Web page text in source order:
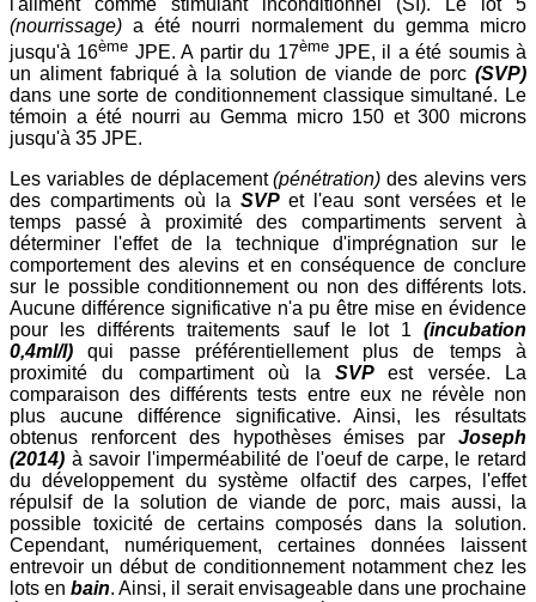
l'aliment comme stimulant inconditionnel (SI). Le lot 5
(nourrissage) a été nourri normalement du gemma micro
jusqu'à 16ème JPE. A partir du 17èmeJPE, il a été soumis à
un aliment fabriqué à la solution de viande de porc (SVP)
dans une sorte de conditionnement classique simultané. Le
témoin a été nourri au Gemma micro 150 et 300 microns
jusqu'à 35 JPE.
Les variables de déplacement(pénétration)des alevins vers
des compartiments où la SVP et l'eau sont versées et le
temps passé à proximité des compartiments servent à
déterminer l'effet de la technique d'imprégnation sur le
comportement des alevins et en conséquence de conclure
sur le possible conditionnement ou non des différents lots.
Aucune différence significative n'a pu être mise en évidence
pour les différents traitements sauf le lot 1 (incubation
0,4ml/l)qui passe préférentiellement plus de temps à
proximité du compartiment où la SVPest versée. La
comparaison des différents tests entre eux ne révèle non
plus aucune différence significative. Ainsi, les résultats
obtenus renforcent des hypothèses émises par Joseph
(2014) à savoir l'imperméabilité de l'oeuf de carpe, le retard
du développement du système olfactif des carpes, l'effet
répulsif de la solution de viande de porc, mais aussi, la
possible toxicité de certains composés dans la solution.
Cependant, numériquement, certaines données laissent
entrevoir un début de conditionnement notamment chez les
lots enbain. Ainsi, il serait envisageable dans une prochaine